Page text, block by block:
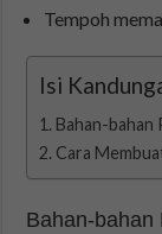
Tempoh
Isi
Bahan-bahan
Cara
Bahan-bahan